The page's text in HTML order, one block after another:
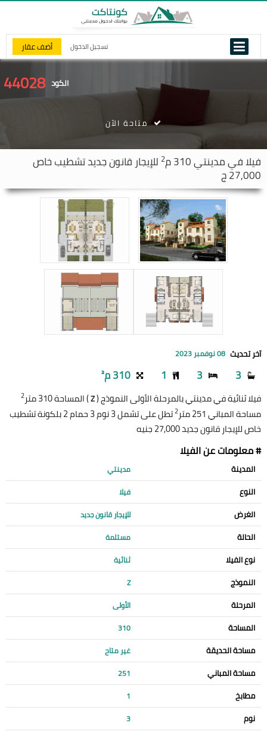
تسجيل الدخول أضف عقار
الكود 44028
فيلا فيمدينتي 2 للإيجار قانون جديد تشطيب خاص
27,000 ج
متاحة الآن
آخر تحديث 08 نوفمبر 2023
3
3
1 310 م²
فيلا ثنائية في مدينتي بالمرحلة الأولى النموذج (Z) المساحة 310 متر 2
مساحة المباني 251 متر 2
تطل على تشمل 3 نوم 3 حمام 2 بلكونة تشطيب
خاص للإيجار قانون جديد 27,000 جنيه
# معلومات عن الفيلا
المدينة مدينتي
النوع فيلا
الغرض للإيجار قانون جديد
الحالة مستلمة
نوع الفيلا ثنائية
النموذج Z
المرحلة الأولى
المساحة 310
مساحة الحديقة غير متاح
مساحة المباني 251
مطابخ 1
نوم 3